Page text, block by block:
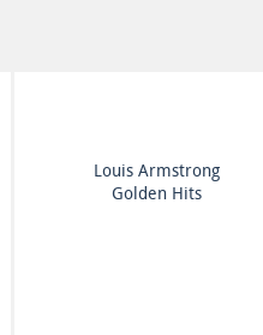
Louis Armstrong
Golden Hits